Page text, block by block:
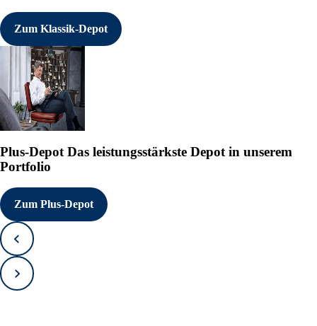
Zum Klassik-Depot
Plus-Depot Das leistungsstärkste Depot in unserem
Portfolio
Zum Plus-Depot
Zurück
Vorwärts